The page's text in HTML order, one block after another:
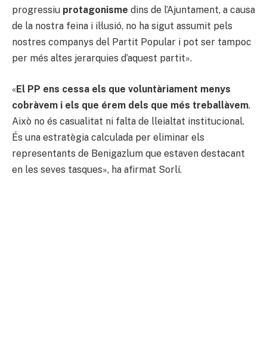
progressiu protagonisme dins de l’Ajuntament, a causa
de la nostra feina i il·lusió, no ha sigut assumit pels
nostres companys del Partit Popular i pot ser tampoc
per més altes jerarquies d’aquest partit».
«El PP ens cessa els que voluntàriament menys
cobràvem i els que érem dels que més treballàvem.
Això no és casualitat ni falta de lleialtat institucional.
És una estratègia calculada per eliminar els
representants de Benigazlum que estaven destacant
en les seves tasques», ha afirmat Sorlí.